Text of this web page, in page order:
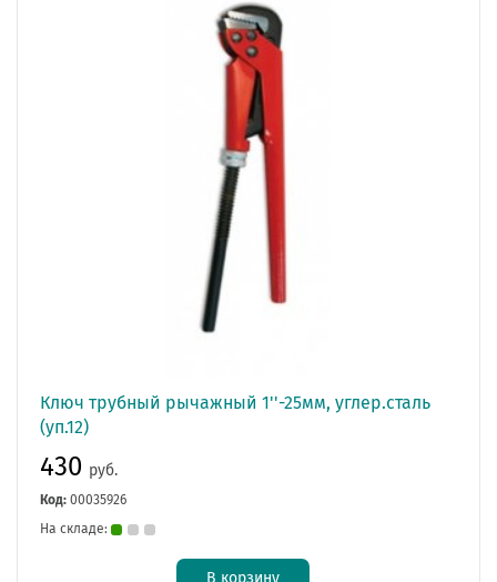
Ключ трубный рычажный 1''-25мм, углер.сталь
(уп.12)
430 руб.
Код: 00035926
На складе:
В корзину